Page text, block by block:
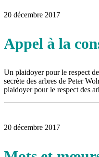
20 décembre 2017
Appel à la
Un plaidoyer pour le respect
secrète des arbres de Peter
plaidoyer pour le respect des
20 décembre 2017